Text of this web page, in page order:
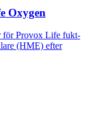
Oxygen
för Provox Life fukt-
(HME) efter